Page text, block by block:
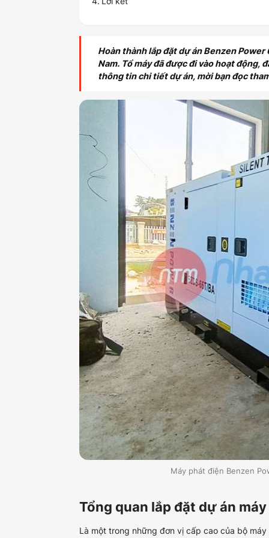
Hoàn thành lắp đặt dự án Benzen
Nam. Tổ máy đã được đi vào hoạt động,
thông tin chi tiết dự án, mời bạn đọc
Máy phát điện Benzen
Tổng quan lắp đặt dự án
Là một trong những đơn vị cấp cao của bộ